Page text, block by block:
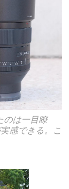
のは一目瞭
感できる。こ